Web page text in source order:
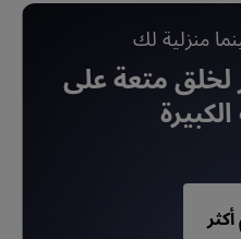
منزلية لك
لخلق متعة على